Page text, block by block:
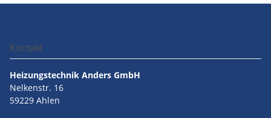
Kontakt
Heizungstechnik Anders GmbH
Nelkenstr. 16
59229 Ahlen